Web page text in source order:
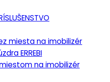
miesta na imobilizér
ERREBI
na imobilizér